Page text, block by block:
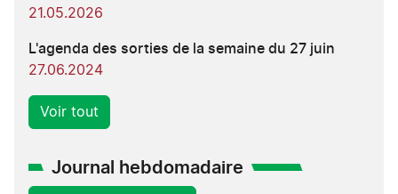
21.05.2026
L'agenda des sorties de la semaine du 27 juin
27.06.2024
Voir tout
Journal hebdomadaire